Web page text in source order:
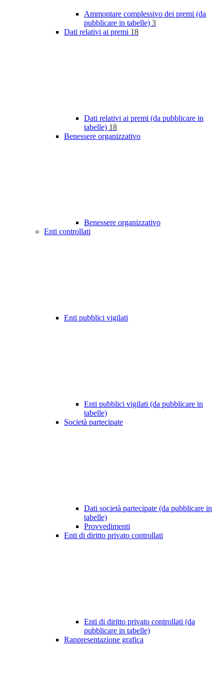
Ammontare complessivo dei premi (da
pubblicare in tabelle) 3
Dati relativi ai premi 18
Dati relativi ai premi (da pubblicare in
tabelle) 18
Benessere organizzativo
Benessere organizzativo
Enti controllati
Enti pubblici vigilati
Enti pubblici vigilati (da pubblicare in
tabelle)
Società partecipate
Dati società partecipate (da pubblicare in
tabelle)
Provvedimenti
Enti di diritto privato controllati
Enti di diritto privato controllati (da
pubblicare in tabelle)
Rappresentazione grafica